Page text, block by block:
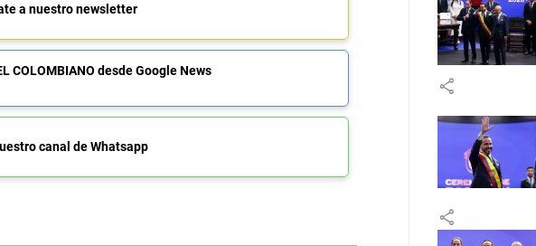
a nuestro newsletter
COLOMBIANO desde Google News
canal de Whatsapp
share
share